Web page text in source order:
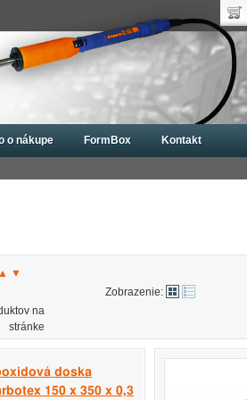
▲ ▼
Zobrazenie:
na
stránke
doska
150 x 350 x 0,3
o nákupe FormBox Kontakt